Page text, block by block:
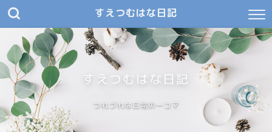
すえつむはな日記
すえつむはな日記
つれづれな日常の一コマ